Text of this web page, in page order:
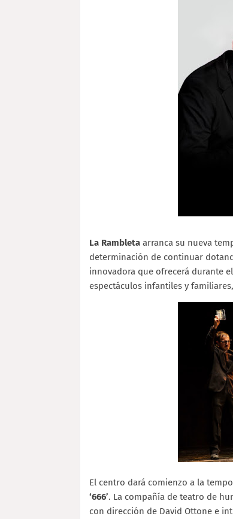
La Rambleta arranca su nueva
determinación de continuar
innovadora que ofrecerá durante
espectáculos infantiles y
El centro dará comienzo a la
‘666’. La compañía de teatro de
con dirección de David Ottone e